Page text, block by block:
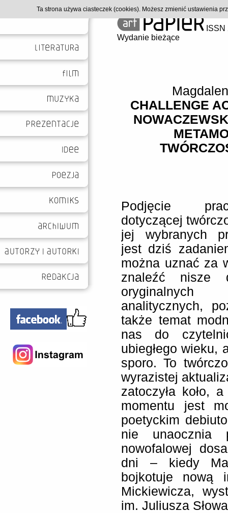
Wydanie bieżące
CHALLENGE
Podjęcie
dotyczącej
jej wybranych
jest dziś
można uznać za
znaleźć nisze
analitycznych,
także temat
nas do
ubiegłego wieku,
sporo. To
wyrazistej
zatoczyła koło,
momentu jest
poetyckim
nie unaocznia
nowofalowej
dni – kiedy
bojkotuje nową
Mickiewicza,
im. Juliusza
Ta strona używa ciasteczek (cookies). Możesz zmienić ustawienia